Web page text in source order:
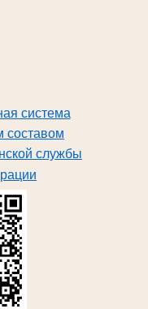
система
составом
службы